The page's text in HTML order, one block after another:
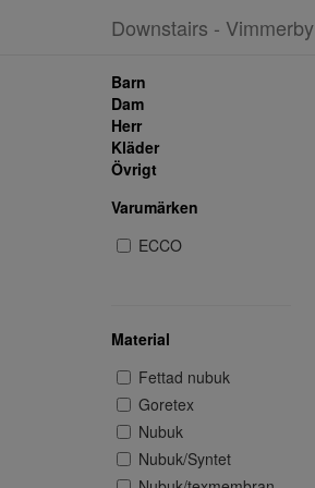
Downstairs - Vimmerby
Barn
Dam
Herr
Kläder
Övrigt
Varumärken
ECCO
Material
Fettad nubuk
Goretex
Nubuk
Nubuk/Syntet